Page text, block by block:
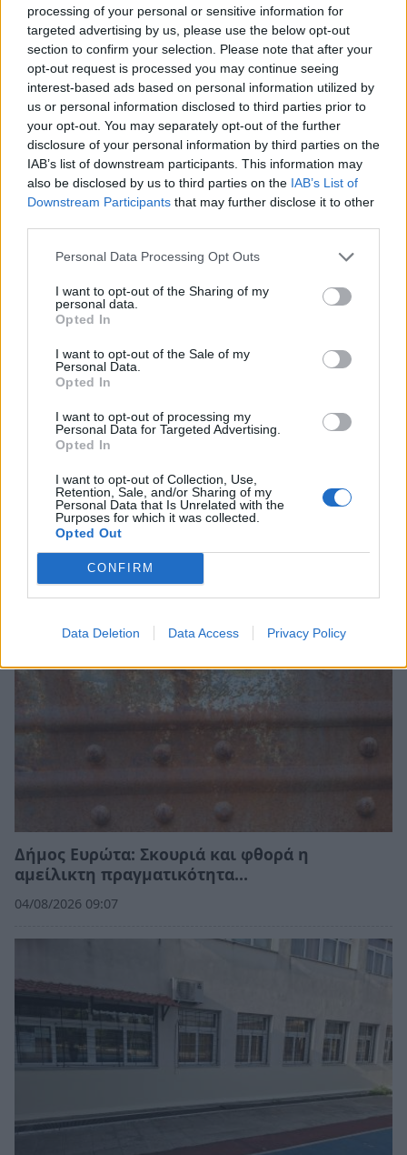
processing of your personal or sensitive information for
targeted advertising by us, please use the below opt-out
section to confirm your selection. Please note that after your
opt-out request is processed you may continue seeing
interest-based ads based on personal information utilized by
us or personal information disclosed to third parties prior to
your opt-out. You may separately opt-out of the further
disclosure of your personal information by third parties on the
IAB’s list of downstream participants. This information may
also be disclosed by us to third parties on the IAB’s List of
Downstream Participants that may further disclose it to other
Personal Data Processing Opt Outs
I want to opt-out of the Sharing of my
personal data.
Opted In
I want to opt-out of the Sale of my
Personal Data.
Opted In
I want to opt-out of processing my
Personal Data for Targeted Advertising.
Opted In
I want to opt-out of Collection, Use,
Retention, Sale, and/or Sharing of my
Personal Data that Is Unrelated with the
Purposes for which it was collected.
Opted Out
CONFIRM
Data Deletion Data Access Privacy Policy
Σχετικά Άρθρα
Λακωνία: Ο Δημήτρης Μανιατάκος ακούει
αλλά δεν μιλάει – Θα είναι υποψήφιος
δήμαρχος Ευρώτα;
06/08/2026 13:10
Δήμος Ευρώτα: Σκουριά και φθορά η
αμείλικτη πραγματικότητα…
04/08/2026 09:07